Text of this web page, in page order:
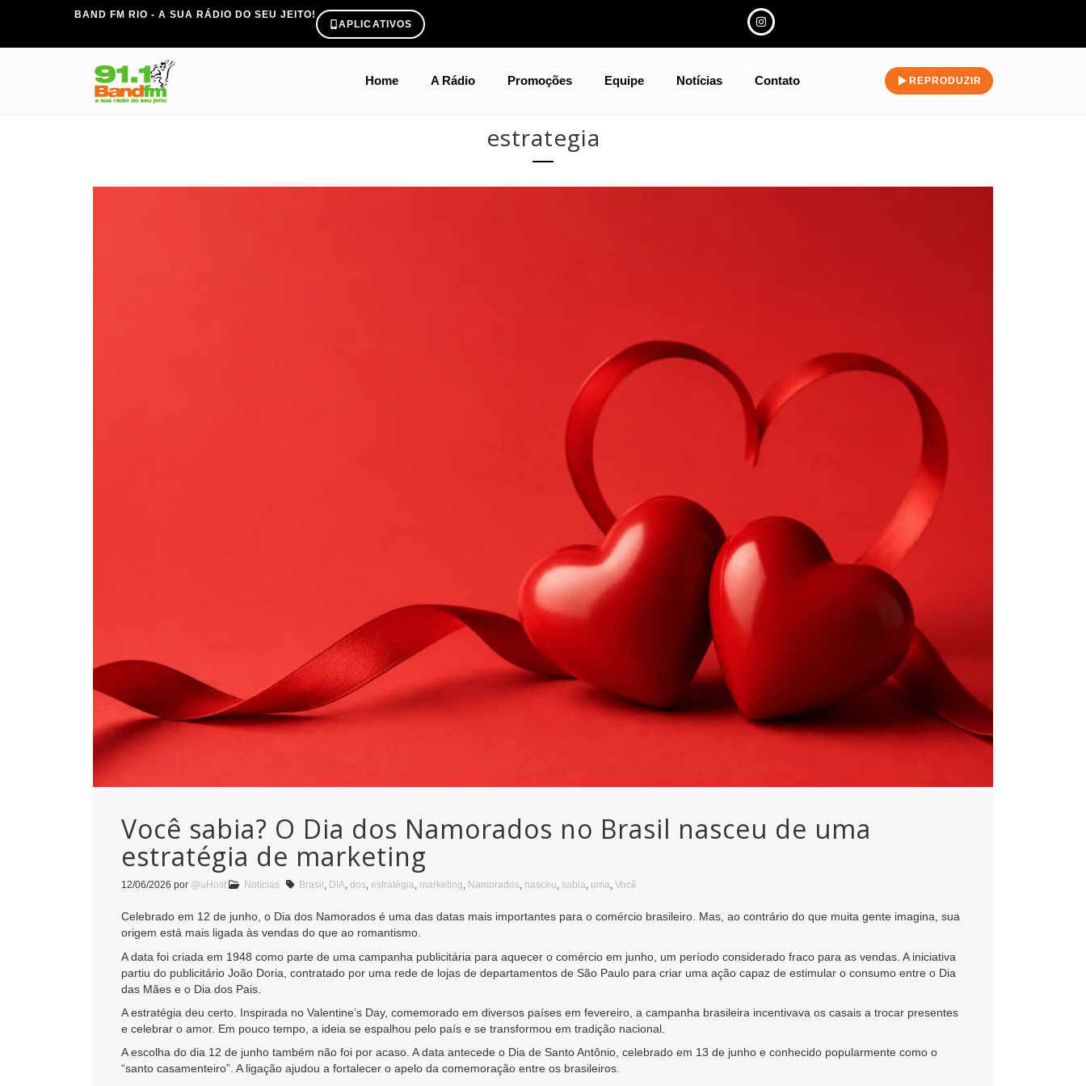
BAND FM RIO - A SUA RÁDIO DO SEU JEITO!
APLICATIVOS
Home A Rádio Promoções Equipe Notícias Contato REPRODUZIR
estrategia
Você sabia? O Dia dos Namorados no Brasil nasceu de uma
estratégia de marketing
12/06/2026 por @uHost Notícias Brasil , DIA, dos, estratégia, marketing, Namorados, nasceu, sabia, uma, Você
Celebrado em 12 de junho, o Dia dos Namorados é uma das datas mais importantes para o comércio brasileiro. Mas, ao contrário do que muita gente imagina, sua
origem está mais ligada às vendas do que ao romantismo.
A data foi criada em 1948 como parte de uma campanha publicitária para aquecer o comércio em junho, um período considerado fraco para as vendas. A iniciativa
partiu do publicitário João Doria, contratado por uma rede de lojas de departamentos de São Paulo para criar uma ação capaz de estimular o consumo entre o Dia
das Mães e o Dia dos Pais.
A estratégia deu certo. Inspirada no Valentine’s Day, comemorado em diversos países em fevereiro, a campanha brasileira incentivava os casais a trocar presentes
e celebrar o amor. Em pouco tempo, a ideia se espalhou pelo país e se transformou em tradição nacional.
A escolha do dia 12 de junho também não foi por acaso. A data antecede o Dia de Santo Antônio, celebrado em 13 de junho e conhecido popularmente como o
“santo casamenteiro”. A ligação ajudou a fortalecer o apelo da comemoração entre os brasileiros.